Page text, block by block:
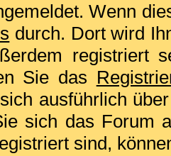
Wenn
durch. Dort wird
registriert
Sie das
ausführlich
sich das Forum
sind,